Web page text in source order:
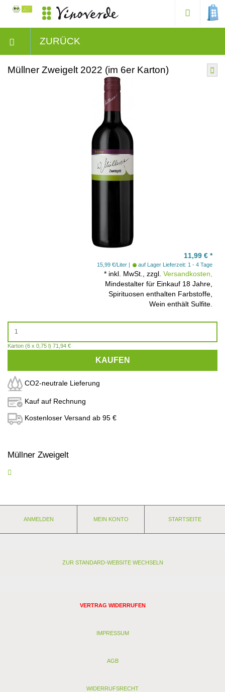
ZURÜCK
Müllner Zweigelt 2022 (im 6er Karton)
11,99 € *
15,99 €/Liter auf Lager Lieferzeit: 1 - 4 Tage
* inkl. MwSt., zzgl. Versandkosten,
Mindestalter für Einkauf 18 Jahre,
Spirituosen enthalten Farbstoffe,
Wein enthält Sulfite.
Karton (6 x 0,75 l) 71,94 €
KAUFEN
CO2-neutrale Lieferung
Kauf auf Rechnung
Kostenloser Versand ab 95 €
Müllner Zweigelt
Ungemein süffiger aber keinesfalls flacher Zweigelt. Würzige
Eigenschaften:
Anbaugebiet: Weinviertel
Lagerfähigkeit: 2 - 3 Jahre
ANMELDEN MEIN KONTO STARTSEITE
ZUR STANDARD-WEBSITE WECHSELN
VERTRAG WIDERRUFEN
IMPRESSUM
AGB
WIDERRUFSRECHT